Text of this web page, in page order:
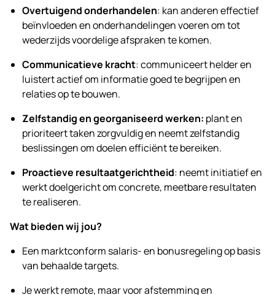
Overtuigend onderhandelen: kan anderen effectief
beïnvloeden en onderhandelingen voeren om tot
wederzijds voordelige afspraken te komen.
Communicatieve kracht: communiceert helder en
luistert actief om informatie goed te begrijpen en
relaties op te bouwen.
Zelfstandig en georganiseerd werken: plant en
prioriteert taken zorgvuldig en neemt zelfstandig
beslissingen om doelen efficiënt te bereiken.
Proactieve resultaatgerichtheid: neemt initiatief en
werkt doelgericht om concrete, meetbare resultaten
te realiseren.
Wat bieden wij jou?
Een marktconform salaris- en bonusregeling op basis
van behaalde targets.
Je werkt remote, maar voor afstemming en